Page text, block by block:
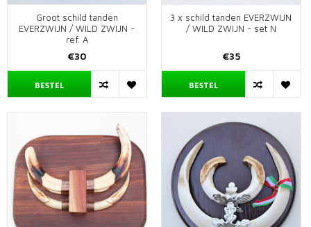
Groot schild tanden
EVERZWIJN / WILD ZWIJN -
ref. A
€30
BESTEL
3 x schild tanden EVERZWIJN
/ WILD ZWIJN - set N
€35
BESTEL